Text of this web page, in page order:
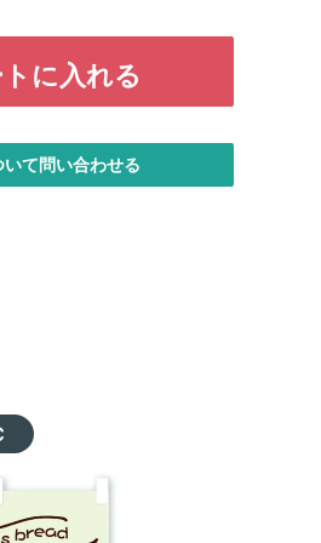
に入れる
て問い合わせる